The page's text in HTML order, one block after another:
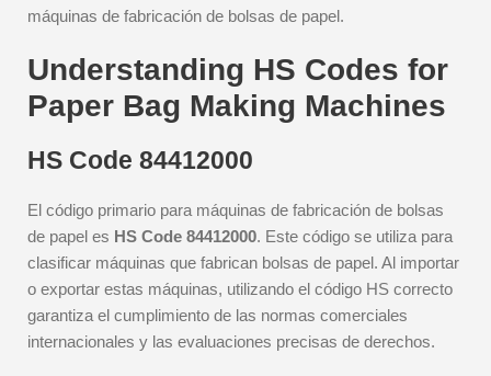
máquinas de fabricación de bolsas de papel.
Understanding HS Codes for
Paper Bag Making Machines
HS Code 84412000
El código primario para máquinas de fabricación de bolsas
de papel es HS Code 84412000. Este código se utiliza para
clasificar máquinas que fabrican bolsas de papel. Al importar
o exportar estas máquinas, utilizando el código HS correcto
garantiza el cumplimiento de las normas comerciales
internacionales y las evaluaciones precisas de derechos.